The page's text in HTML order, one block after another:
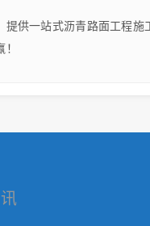
供一站式沥青路面工程施